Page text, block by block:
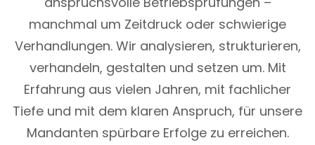
manchmal um Zeitdruck oder schwierige
Verhandlungen. Wir analysieren, strukturieren,
verhandeln, gestalten und setzen um. Mit
Erfahrung aus vielen Jahren, mit fachlicher
Tiefe und mit dem klaren Anspruch, für unsere
Mandanten spürbare Erfolge zu erreichen.